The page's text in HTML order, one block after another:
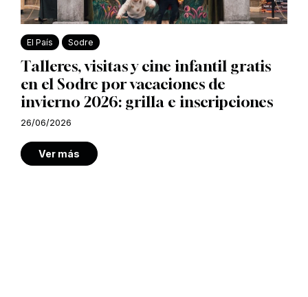
El País Sodre
Talleres, visitas y cine infantil gratis
en el Sodre por vacaciones de
invierno 2026: grilla e inscripciones
26/06/2026
Ver más